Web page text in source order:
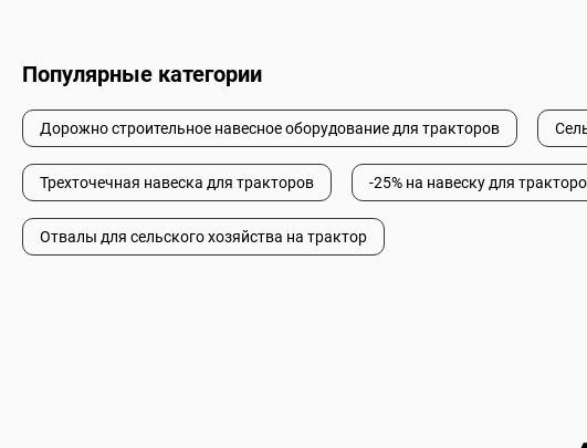
Популярные категории
Дорожно строительное навесное оборудование для тракторов
Трехточечная навеска для тракторов -25% на навеску для
Отвалы для сельского хозяйства на трактор